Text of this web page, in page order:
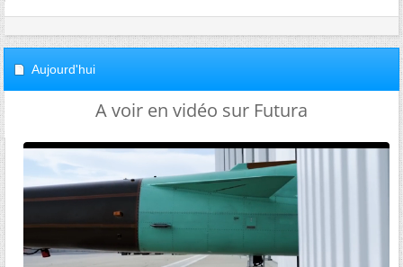
Aujourd'hui
A voir en vidéo sur Futura